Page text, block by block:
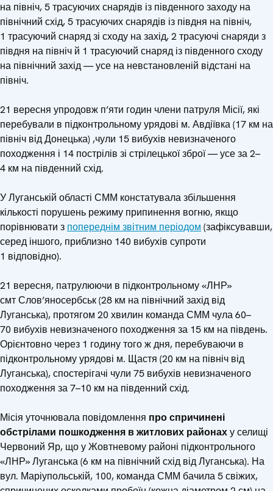
на північ, 5 трасуючих снарядів із південного заходу на
північний схід, 5 трасуючих снарядів із півдня на північ,
1 трасуючий снаряд зі сходу на захід, 2 трасуючі снаряди з
півдня на північ й 1 трасуючий снаряд із південного сходу
на північний захід — усе на невстановленій відстані на
північ.
21 вересня упродовж п’яти годин члени патруля Місії, які
перебували в підконтрольному урядові м. Авдіївка (17 км на
північ від Донецька) ,чули 15 вибухів невизначеного
походження і 14 пострілів зі стрілецької зброї — усе за 2–
4 км на південний схід.
У Луганській області СММ констатувала збільшення
кількості порушень режиму припинення вогню, якщо
порівнювати з попереднім звітним періодом (зафіксувавши,
серед іншого, приблизно 140 вибухів супроти
1 відповідно).
21 вересня, патрулюючи в підконтрольному «ЛНР»
смт Слов’яносербськ (28 км на північний захід від
Луганська), протягом 20 хвилин команда СММ чула 60–
70 вибухів невизначеного походження за 15 км на південь.
Орієнтовно через 1 годину того ж дня, перебуваючи в
підконтрольному урядові м. Щастя (20 км на північ від
Луганська), спостерігачі чули 75 вибухів невизначеного
походження за 7–10 км на південний схід.
Місія уточнювала повідомлення про спричинені
обстрілами пошкодження в житлових районаху селищі
Червоний Яр, що у Жовтневому районі підконтрольного
«ЛНР» Луганська (6 км на північний схід від Луганська). На
вул. Маріупольській, 100, команда СММ бачила 5 свіжих,